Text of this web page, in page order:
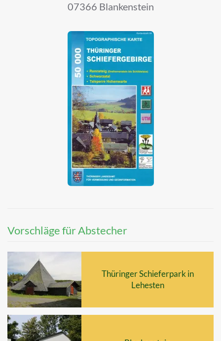
07366 Blankenstein
Vorschläge für Abstecher
Thüringer Schieferpark in
Lehesten